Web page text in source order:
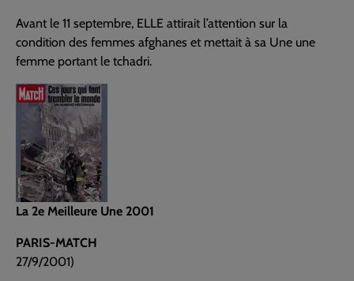
Avant le 11 septembre, ELLE attirait l’attention sur la
condition des femmes afghanes et mettait à sa Une une
femme portant le tchadri.
La 2e Meilleure Une 2001
PARIS-MATCH
27/9/2001)